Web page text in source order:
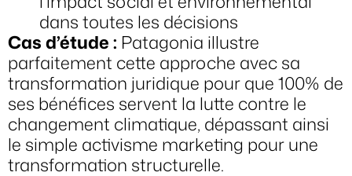
dans toutes les décisions
Cas d’étude : Patagonia illustre
parfaitement cette approche avec sa
transformation juridique pour que 100% de
ses bénéfices servent la lutte contre le
changement climatique, dépassant ainsi
le simple activisme marketing pour une
transformation structurelle.